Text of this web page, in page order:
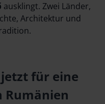
ausklingt. Zwei Länder,
Architektur und
jetzt für eine
Rumänien